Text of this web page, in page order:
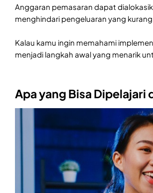
Anggaran pemasaran dapat
menghindari pengeluaran yang
Kalau kamu ingin memahami
menjadi langkah awal yang menarik
Apa yang Bisa Dipelajari